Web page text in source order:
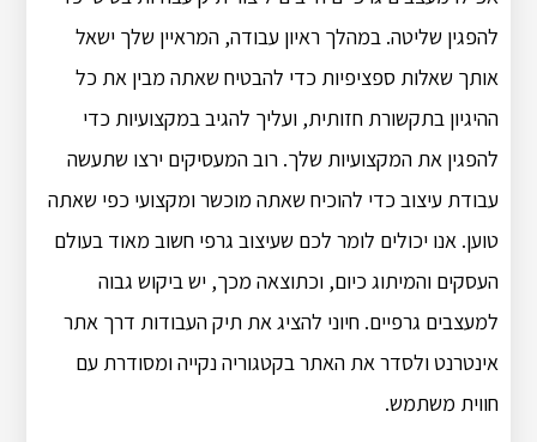
להפגין שליטה. במהלך ראיון עבודה, המראיין שלך ישאל
אותך שאלות ספציפיות כדי להבטיח שאתה מבין את כל
ההיגיון בתקשורת חזותית, ועליך להגיב במקצועיות כדי
להפגין את המקצועיות שלך. רוב המעסיקים ירצו שתעשה
עבודת עיצוב כדי להוכיח שאתה מוכשר ומקצועי כפי שאתה
טוען. אנו יכולים לומר לכם שעיצוב גרפי חשוב מאוד בעולם
העסקים והמיתוג כיום, וכתוצאה מכך, יש ביקוש גבוה
למעצבים גרפיים. חיוני להציג את תיק העבודות דרך אתר
אינטרנט ולסדר את האתר בקטגוריה נקייה ומסודרת עם
חווית משתמש.